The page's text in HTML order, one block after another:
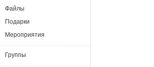
Файлы
Подарки
Мероприятия
Группы